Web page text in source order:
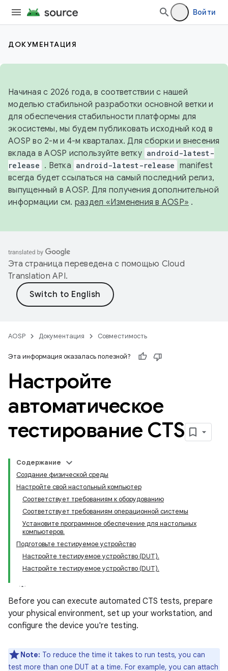
Войти
ДОКУМЕНТАЦИЯ
Начиная с 2026 года, в соответствии с нашей
моделью стабильной разработки основной ветки и
для обеспечения стабильности платформы для
экосистемы, мы будем публиковать исходный код в
AOSP во 2-м и 4-м кварталах. Для сборки и внесения
вклада в AOSP используйте ветку android-latest-
release . Ветка android-latest-release manifest
всегда будет ссылаться на самый последний релиз,
выпущенный в AOSP. Для получения дополнительной
информации см. раздел «Изменения в AOSP» .
Эта страница переведена с помощью Cloud
Translation API.
AOSP Документация Совместимость
Эта информация оказалась полезной?
Настройте
автоматическое
тестирование CTS
Содержание
Создание физической среды
Настройте свой настольный компьютер
Соответствует требованиям к оборудованию
Соответствует требованиям операционной системы
Установите программное обеспечение для настольных
компьютеров.
Подготовьте тестируемое устройство
Настройте тестируемое устройство (DUT).
Настройте тестируемое устройство (DUT).
Before you can execute automated CTS tests, prepare
your physical environment, set up your workstation, and
configure the device you're testing.
Note: To reduce the time it takes to run tests, you can
test more than one DUT at a time. For example, you can attach